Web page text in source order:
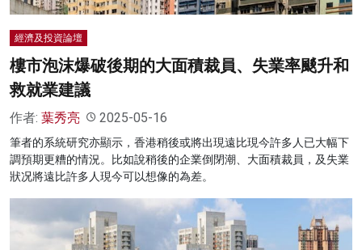
經濟及投資論壇
樓市泡沫爆破後期的大面積裁員、失業率颷升和
救就業建議
作者: 葉秀亮 2025-05-16
筆者的系統研究亦顯示，香港稍後或將出現遠比現今許多人已大幅下
調預期更糟的情況。比如說稍後的企業倒閉潮、大面積裁員，及失業
狀况將遠比許多人現今可以想像的為差。